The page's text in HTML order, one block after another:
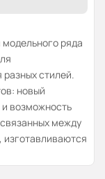
ряда
стилей.
новый
и возможность
между